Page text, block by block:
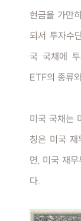
현금을 가만
되서 투자수
국 국채에
ETF의 종류
미국 국채는
칭은 미국
면, 미국 재
다.